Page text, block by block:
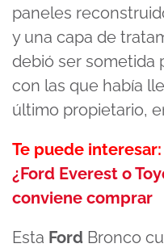
paneles
y una capa de
debió ser sometida
con las que había
último propietario,
Te puede interesar:
¿Ford Everest o
conviene comprar
Esta Ford Bronco